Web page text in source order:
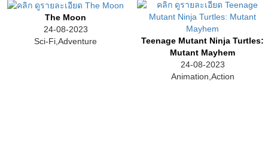
The Moon
24-08-2023
Sci-Fi,Adventure
Teenage Mutant Ninja Turtles:
Mutant Mayhem
24-08-2023
Animation,Action